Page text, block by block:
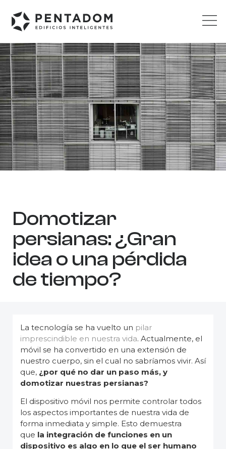
Domotizar
persianas: ¿Gran
idea o una pérdida
de tiempo?
La tecnología se ha vuelto un pilar
imprescindible en nuestra vida. Actualmente, el
móvil se ha convertido en una extensión de
nuestro cuerpo, sin el cual no sabríamos vivir. Así
que, ¿por qué no dar un paso más, y
domotizar nuestras persianas?
El dispositivo móvil nos permite controlar todos
los aspectos importantes de nuestra vida de
forma inmediata y simple. Esto demuestra
que la integración de funciones en un
dispositivo es algo en lo que el ser humano